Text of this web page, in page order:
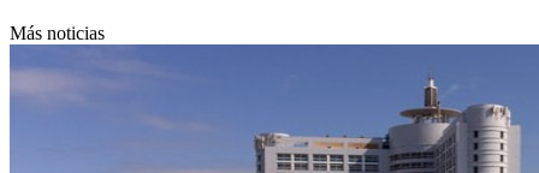
Más noticias